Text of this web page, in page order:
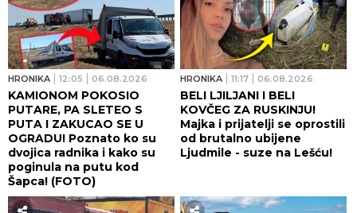
HRONIKA 12:05 06.08.2026
KAMIONOM POKOSIO
PUTARE, PA SLETEO S
PUTA I ZAKUCAO SE U
OGRADU! Poznato ko su
dvojica radnika i kako su
poginula na putu kod
Šapca! (FOTO)
HRONIKA 11:17 06.08.2026
BELI LJILJANI I BELI
KOVČEG ZA RUSKINJU!
Majka i prijatelji se oprostili
od brutalno ubijene
Ljudmile - suze na Lešću!